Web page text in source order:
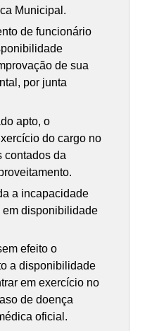
Municipal.
de funcionário
de sua
por junta
apto, o
do cargo no
contados da
a incapacidade
disponibilidade
efeito o
a disponibilidade
em exercício no
de doença
oficial.